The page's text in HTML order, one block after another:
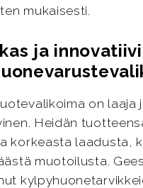
mukaisesti.
ja
on laaja
Heidän
korkeasta laadusta,
muotoilusta.